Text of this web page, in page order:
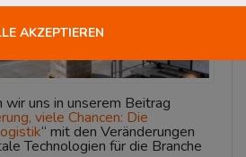
uns in unserem Beitrag
viele Chancen: Die
“ mit den Veränderungen
Technologien für die Branche
AKZEPTIEREN